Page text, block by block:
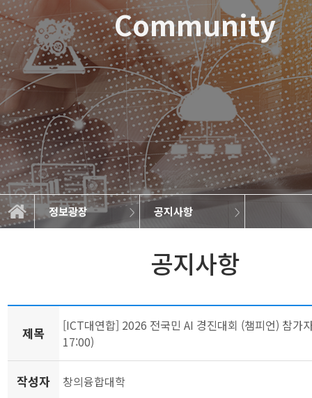
Community
정보광장 공지사항
학과소개
교과과정
학사정보
대학원
정보광장
공지사항
학과규정
취업정보
학과뉴스
갤러리
공지사항
제목
[ICT대연합] 2026 전국민 AI 경진대회 (챔피언) 참가
17:00)
작성자 창의융합대학